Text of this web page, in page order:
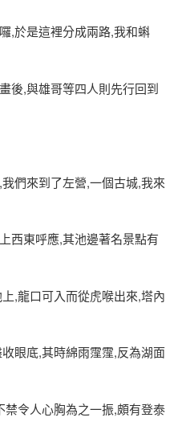
,於是這裡分成兩路,我和蝌
後,與雄哥等四人則先行回到
們來到了左營,一個古城,我來
西東呼應,其池邊著名景點有
,龍口可入而從虎喉出來,塔內
眼底,其時綿雨霪霪,反為湖面
令人心胸為之一振,頗有登泰